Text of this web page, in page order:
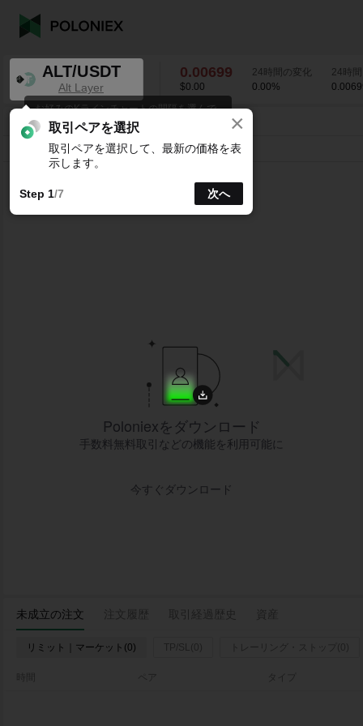
ALT/USDT
Alt Layer
0.00699
$0.00
24時間の変化
0.00%
24時
ALT/USDT 0.00% 0.00699
15分 1時4時1日1週
未成立の注文 注文履歴 取引経過歴史 資産
リミット｜マーケット(0) TP/SL(0) トレーリング・ストップ(0)
時間
Poloniexをダウンロード
手数料無料取引などの機能を利用可能に
今すぐダウンロード
お好みのKラインチャートの間隔を選んで
ください。
×
取引ペアを選択
取引ペアを選択して、最新の価格を表
示します。
Step 1/7 次へ